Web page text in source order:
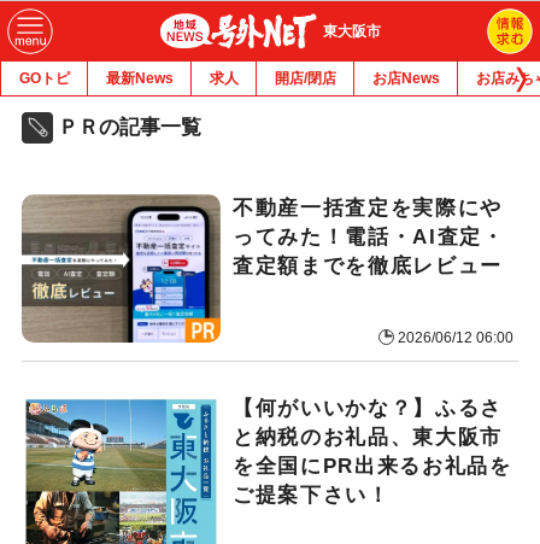
東大阪市
GOトピ 最新News 求人 開店/閉店 お店News お店みち
ＰＲの記事一覧
不動産一括査定を実際にや
ってみた！電話・AI査定・
査定額までを徹底レビュー
2026/06/12 06:00
【何がいいかな？】ふるさ
と納税のお礼品、東大阪市
を全国にPR出来るお礼品を
ご提案下さい！